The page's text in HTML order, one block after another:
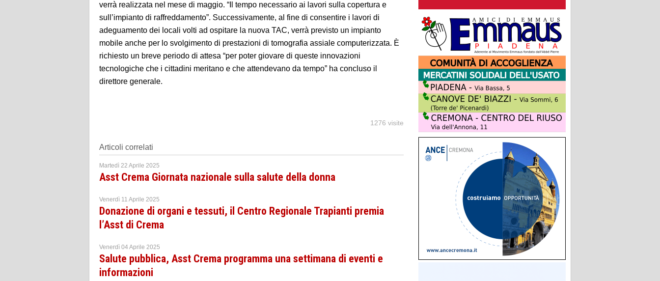
verrà realizzata nel mese di maggio. “Il tempo necessario ai lavori sulla copertura e
sull’impianto di raffreddamento”. Successivamente, al fine di consentire i lavori di
adeguamento dei locali volti ad ospitare la nuova TAC, verrà previsto un impianto
mobile anche per lo svolgimento di prestazioni di tomografia assiale computerizzata. È
richiesto un breve periodo di attesa “per poter giovare di queste innovazioni
tecnologiche che i cittadini meritano e che attendevano da tempo” ha concluso il
direttore generale.
1276 visite
Articoli correlati
Martedì 22 Aprile 2025
Asst Crema Giornata nazionale sulla salute della donna
Venerdì 11 Aprile 2025
Donazione di organi e tessuti, il Centro Regionale Trapianti premia
l’Asst di Crema
Venerdì 04 Aprile 2025
Salute pubblica, Asst Crema programma una settimana di eventi e
informazioni